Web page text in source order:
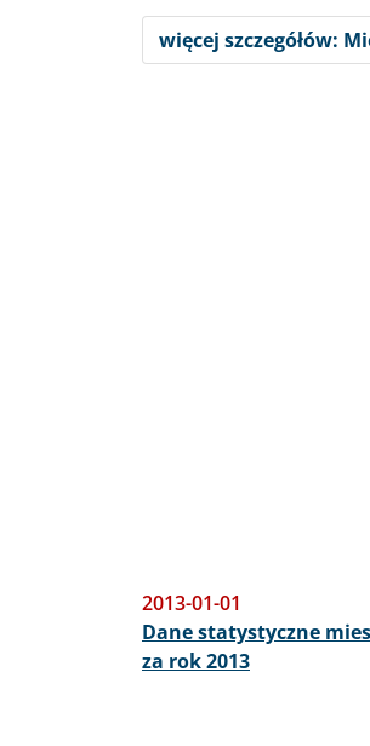
więcej szczegółów:
2013-01-01
Dane statystyczne
za rok 2013